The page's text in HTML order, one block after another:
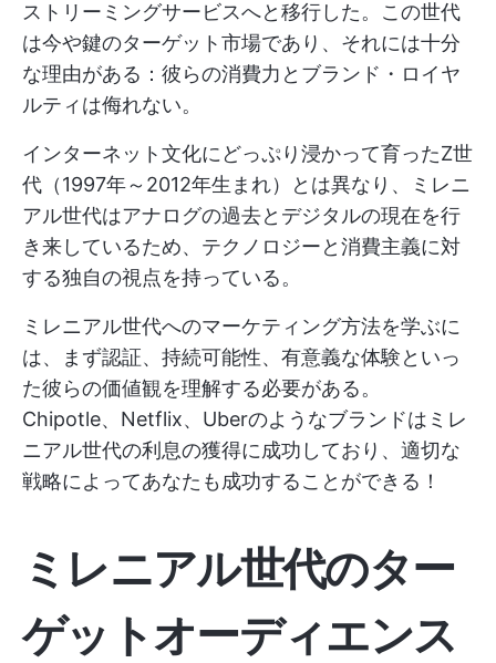
ストリーミングサービスへと移行した。この世代
は今や鍵のターゲット市場であり、それには十分
な理由がある：彼らの消費力とブランド・ロイヤ
ルティは侮れない。
インターネット文化にどっぷり浸かって育ったZ世
代（1997年～2012年生まれ）とは異なり、ミレニ
アル世代はアナログの過去とデジタルの現在を行
き来しているため、テクノロジーと消費主義に対
する独自の視点を持っている。
ミレニアル世代へのマーケティング方法を学ぶに
は、まず認証、持続可能性、有意義な体験といっ
た彼らの価値観を理解する必要がある。
Chipotle、Netflix、Uberのようなブランドはミレ
ニアル世代の利息の獲得に成功しており、適切な
戦略によってあなたも成功することができる！
ミレニアル世代のター
ゲットオーディエンス